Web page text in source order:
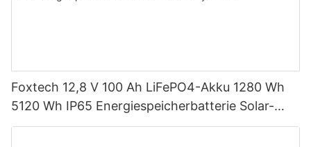
Foxtech 12,8 V 100 Ah LiFePO4-Akku 1280 Wh
5120 Wh IP65 Energiespeicherbatterie Solar-
Heimsysteme